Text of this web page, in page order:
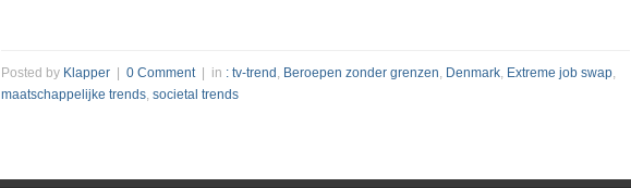
Posted by Klapper 0 Comment| in : tv-trend , Beroepen zonder grenzen, Denmark, Extreme job swap,
maatschappelijke trends, societal trends